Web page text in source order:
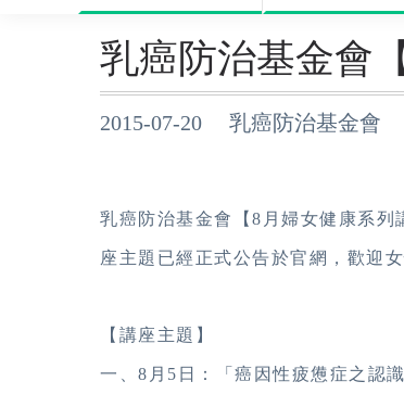
乳癌防治基金會
2015-07-20 乳癌防治基金會
乳癌防治基金會【8月婦女健康系
座主題已經正式公告於官網，歡迎
【講座主題】
一、8月5日：「癌因性疲憊症之認